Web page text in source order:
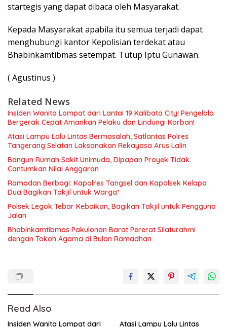
startegis yang dapat dibaca oleh Masyarakat.
Kepada Masyarakat apabila itu semua terjadi dapat
menghubungi kantor Kepolisian terdekat atau
Bhabinkamtibmas setempat. Tutup Iptu Gunawan.
( Agustinus )
Related News
Insiden Wanita Lompat dari Lantai 19 Kalibata City! Pengelola
Bergerak Cepat Amankan Pelaku dan Lindungi Korban!
Atasi Lampu Lalu Lintas Bermasalah, Satlantas Polres
Tangerang Selatan Laksanakan Rekayasa Arus Lalin
Bangun Rumah Sakit Unimuda, Dipapan Proyek Tidak
Cantumkan Nilai Anggaran
Ramadan Berbagi: Kapolres Tangsel dan Kapolsek Kelapa
Dua Bagikan Takjil untuk Warga*
Polsek Legok Tebar Kebaikan, Bagikan Takjil untuk Pengguna
Jalan
Bhabinkamtibmas Pakulonan Barat Pererat Silaturahmi
dengan Tokoh Agama di Bulan Ramadhan
Read Also
Insiden Wanita Lompat dari
Atasi Lampu Lalu Lintas